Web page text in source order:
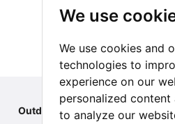
We use
We use cookies and
technologies to
experience on our
personalized
to analyze our
Outdoor Index